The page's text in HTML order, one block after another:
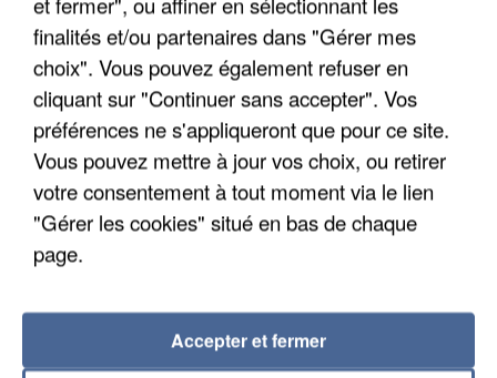
INCENDIES : L’ÎLE-DE-FRANCE LANCE UN ÉLAN
DE SOLIDARITÉ AVEC LES...
finalités et/ou partenaires dans "Gérer mes
choix". Vous pouvez également refuser en
cliquant sur "Continuer sans accepter". Vos
préférences ne s'appliqueront que pour ce site.
Vous pouvez mettre à jour vos choix, ou retirer
votre consentement à tout moment via le lien
"Gérer les cookies" situé en bas de chaque
page.
Accepter et fermer